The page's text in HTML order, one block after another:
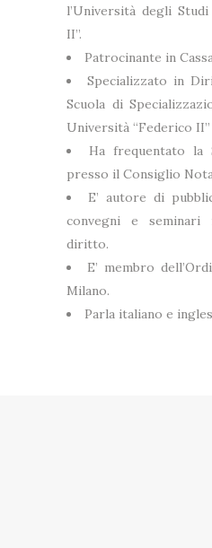
l’Università degli
II”.
Patrocinante in
Specializzato in
Scuola di
Università “Federico
Ha frequentato la
presso il Consiglio
E’ autore di
convegni e
diritto.
E’ membro
Milano.
Parla italiano e